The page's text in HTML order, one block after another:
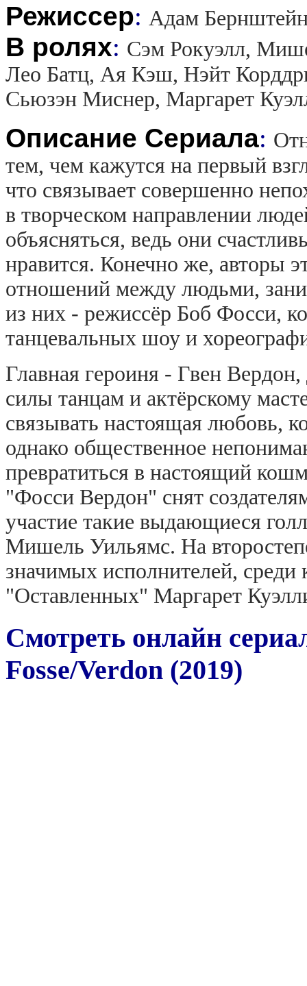
Режиссер: Адам
В ролях: Сэм Рокуэлл,
Лео Батц, Ая Кэш, Нэйт
Сьюзэн Миснер, Маргарет
Описание Сериала:
тем, чем кажутся на первый
что связывает совершенно
в творческом направлении
объясняться, ведь они
нравится. Конечно же, авторы
отношений между людьми,
из них - режиссёр Боб Фосси,
танцевальных шоу и
Главная героиня - Гвен
силы танцам и актёрскому
связывать настоящая любовь,
однако общественное
превратиться в настоящий
"Фосси Вердон" снят
участие такие выдающиеся
Мишель Уильямс. На
значимых исполнителей, среди
"Оставленных" Маргарет
Смотреть онлайн
Fosse/Verdon (2019)